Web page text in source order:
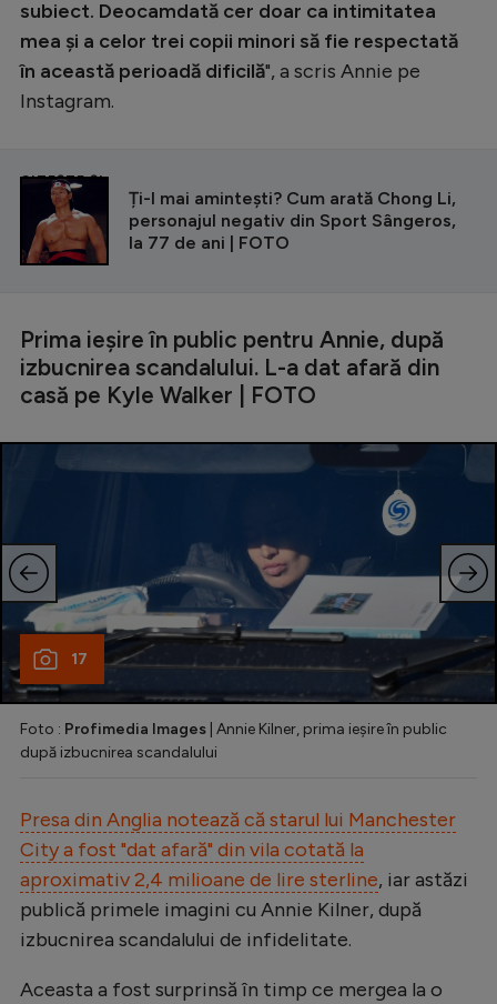
subiect. Deocamdată cer doar ca intimitatea
mea și a celor trei copii minori să fie respectată
în această perioadă dificilă", a scris Annie pe
Instagram.
CITEȘTE ȘI
Ți-l mai amintești? Cum arată Chong Li,
personajul negativ din Sport Sângeros,
la 77 de ani | FOTO
Prima ieșire în public pentru Annie, după
izbucnirea scandalului. L-a dat afară din
casă pe Kyle Walker | FOTO
17
Foto : Profimedia Images | Annie Kilner, prima ieșire în public
după izbucnirea scandalului
Presa din Anglia notează că starul lui Manchester
City a fost "dat afară" din vila cotată la
aproximativ 2,4 milioane de lire sterline, iar astăzi
publică primele imagini cu Annie Kilner, după
izbucnirea scandalului de infidelitate.
Aceasta a fost surprinsă în timp ce mergea la o